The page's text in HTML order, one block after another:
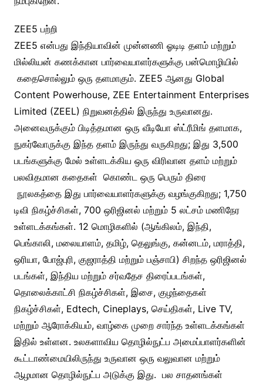
ZEE5 பற்றி
ZEE5 என்பது இந்தியாவின் முன்னணி ஓடிடி தளம் மற்றும்
மில்லியன் கணக்கான பார்வையாளர்களுக்கு பன்மொழியில்
கதைசொல்லும் ஒரு தளமாகும். ZEE5 ஆனது Global
Content Powerhouse, ZEE Entertainment Enterprises
Limited (ZEEL) நிறுவனத்தில் இருந்து உருவானது.
அனைவருக்கும் பிடித்தமான ஒரு வீடியோ ஸ்ட்ரீமிங் தளமாக,
நுகர்வோருக்கு இந்த தளம் இருந்து வருகிறது; இது 3,500
படங்களுக்கு மேல் உள்ளடக்கிய ஒரு விரிவான தளம் மற்றும்
பலவிதமான கதைகள் கொண்ட ஒரு பெரும் திரை
நூலகத்தை இது பார்வையாளர்களுக்கு வழங்குகிறது; 1,750
டிவி நிகழ்ச்சிகள், 700 ஒரிஜினல் மற்றும் 5 லட்சம் மணிநேர
உள்ளடக்கங்கள். 12 மொழிகளில் (ஆங்கிலம், இந்தி,
பெங்காலி, மலையாளம், தமிழ், தெலுங்கு, கன்னடம், மராத்தி,
ஒரியா, போஜ்புரி, குஜராத்தி மற்றும் பஞ்சாபி) சிறந்த ஒரிஜினல்
படங்கள், இந்திய மற்றும் சர்வதேச திரைப்படங்கள்,
தொலைக்காட்சி நிகழ்ச்சிகள், இசை, குழந்தைகள்
நிகழ்ச்சிகள், Edtech, Cineplays, செய்திகள், Live TV,
மற்றும் ஆரோக்கியம், வாழ்கை முறை சார்ந்த உள்ளடக்கங்கள்
இதில் உள்ளன. உலகளாவிய தொழில்நுட்ப அமைப்பாளர்களின்
கூட்டாண்மையிலிருந்து உருவான ஒரு வலுவான மற்றும்
ஆழமான தொழில்நுட்ப அடுக்கு இது. பல சாதனங்கள்